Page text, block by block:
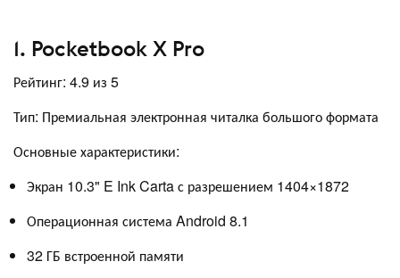
1. Pocketbook X Pro
Рейтинг: 4.9 из 5
Тип: Премиальная электронная читалка большого формата
Основные характеристики:
Экран 10.3" E Ink Carta с разрешением 1404×1872
Операционная система Android 8.1
32 ГБ встроенной памяти